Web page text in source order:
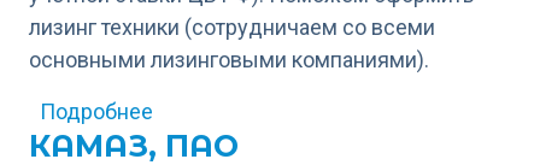
лизинг техники (сотрудничаем со всеми
основными лизинговыми компаниями).
Подробнее
КАМАЗ, ПАО